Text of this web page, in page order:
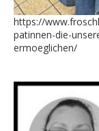
https://
patinnen-die-
ermoeglichen/